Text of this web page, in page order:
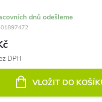
dnů odešleme
DPH
VLOŽIT DO